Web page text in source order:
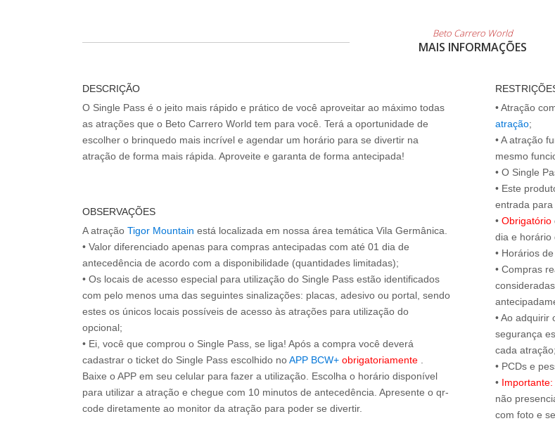
Beto Carrero World
MAIS INFORMAÇÕES
DESCRIÇÃO
O Single Pass é o jeito mais rápido e prático de você aproveitar ao máximo todas
as atrações que o Beto Carrero World tem para você. Terá a oportunidade de
escolher o brinquedo mais incrível e agendar um horário para se divertir na
atração de forma mais rápida. Aproveite e garanta de forma antecipada!
OBSERVAÇÕES
A atração Tigor Mountain está localizada em nossa área temática Vila Germânica.
• Valor diferenciado apenas para compras antecipadas com até 01 dia de
antecedência de acordo com a disponibilidade (quantidades limitadas);
• Os locais de acesso especial para utilização do Single Pass estão identificados
com pelo menos uma das seguintes sinalizações: placas, adesivo ou portal, sendo
estes os únicos locais possíveis de acesso às atrações para utilização do
opcional;
• Ei, você que comprou o Single Pass, se liga! Após a compra você deverá
cadastrar o ticket do Single Pass escolhido noAPP BCW+ obrigatoriamente
Baixe o APP em seu celular para fazer a utilização. Escolha o horário disponível
para utilizar a atração e chegue com 10 minutos de antecedência. Apresente o qr-
code diretamente ao monitor da atração para poder se divertir.
• Atração
atração;
• A atração
mesmo
• O Single
• Este
entrada
• Obrigatório
dia e horário
• Horários
• Compras
• Ao adquirir
segurança
cada atração;
• PCDs e
• Importante:
não
com foto e